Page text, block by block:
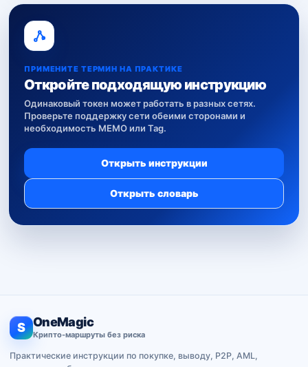
ПРИМЕНИТЕ ТЕРМИН НА ПРАКТИКЕ
Откройте подходящую инструкцию
Одинаковый токен может работать в разных сетях.
Проверьте поддержку сети обеими сторонами и
необходимость MEMO или Tag.
Открыть инструкции
Открыть словарь
S OneMagic
Крипто-маршруты без риска
Практические инструкции по покупке, выводу, P2P, AML,